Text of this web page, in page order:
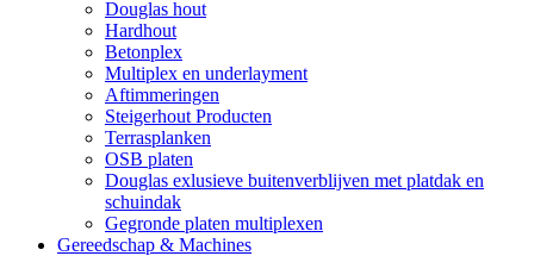
Douglas hout
Hardhout
Betonplex
Multiplex en underlayment
Aftimmeringen
Steigerhout Producten
Terrasplanken
OSB platen
Douglas exlusieve buitenverblijven met platdak en
schuindak
Gegronde platen multiplexen
Gereedschap & Machines